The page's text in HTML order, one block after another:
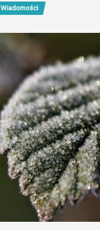
Wiadomości